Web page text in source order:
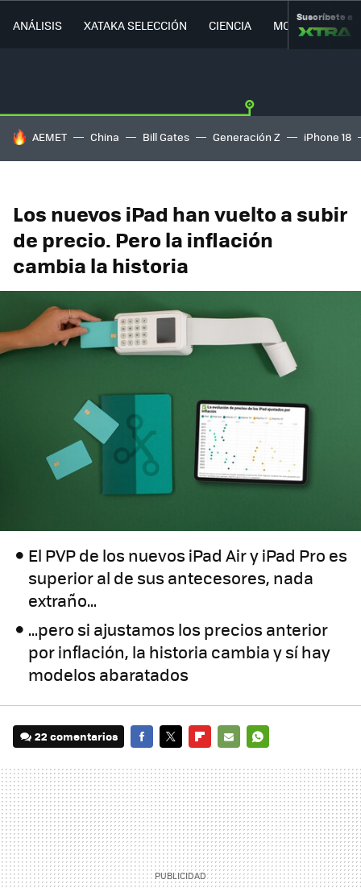
ANÁLISIS XATAKA SELECCIÓN CIENCIA MOVILIDAD
Suscríbete a
HOY SE HABLA DE
AEMET China Bill Gates Generación Z iPhone 18
Los nuevos iPad han vuelto a subir
de precio. Pero la inflación
cambia la historia
El PVP de los nuevos iPad Air y iPad Pro es
superior al de sus antecesores, nada
extraño...
...pero si ajustamos los precios anterior
por inflación, la historia cambia y sí hay
modelos abaratados
22 comentarios
MAIL